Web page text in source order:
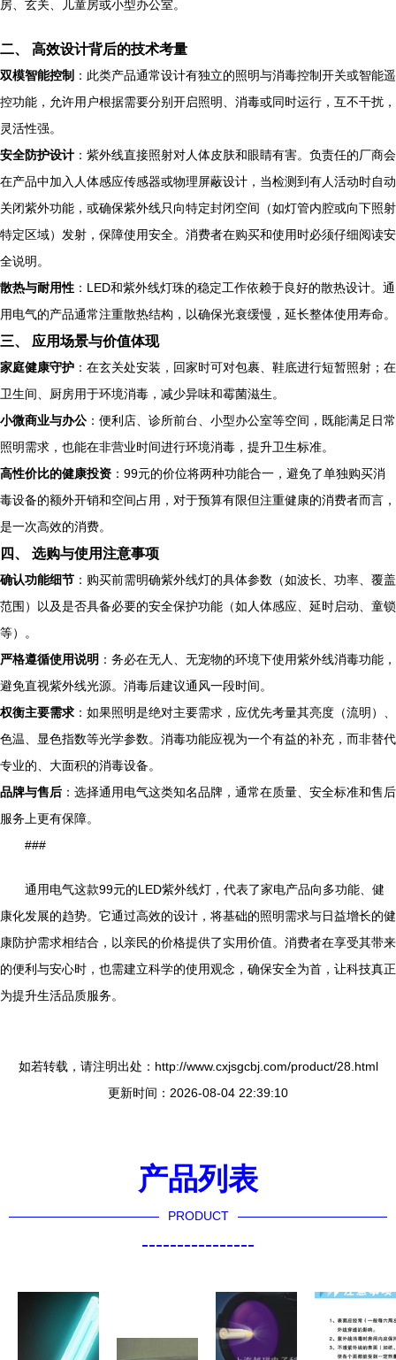
房、玄关、儿童房或小型办公室。
二、 高效设计背后的技术考量
双模智能控制 ：此类产品通常设计有独立的照明与消毒控制开关或智能遥
控功能，允许用户根据需要分别开启照明、消毒或同时运行，互不干扰，
灵活性强。
安全防护设计 ：紫外线直接照射对人体皮肤和眼睛有害。负责任的厂商会
在产品中加入人体感应传感器或物理屏蔽设计，当检测到有人活动时自动
关闭紫外功能，或确保紫外线只向特定封闭空间（如灯管内腔或向下照射
特定区域）发射，保障使用安全。消费者在购买和使用时必须仔细阅读安
全说明。
散热与耐用性 ：LED和紫外线灯珠的稳定工作依赖于良好的散热设计。通
用电气的产品通常注重散热结构，以确保光衰缓慢，延长整体使用寿命。
三、 应用场景与价值体现
家庭健康守护 ：在玄关处安装，回家时可对包裹、鞋底进行短暂照射；在
卫生间、厨房用于环境消毒，减少异味和霉菌滋生。
小微商业与办公 ：便利店、诊所前台、小型办公室等空间，既能满足日常
照明需求，也能在非营业时间进行环境消毒，提升卫生标准。
高性价比的健康投资 ：99元的价位将两种功能合一，避免了单独购买消
毒设备的额外开销和空间占用，对于预算有限但注重健康的消费者而言，
是一次高效的消费。
四、 选购与使用注意事项
确认功能细节 ：购买前需明确紫外线灯的具体参数（如波长、功率、覆盖
范围）以及是否具备必要的安全保护功能（如人体感应、延时启动、童锁
等）。
严格遵循使用说明 ：务必在无人、无宠物的环境下使用紫外线消毒功能，
避免直视紫外线光源。消毒后建议通风一段时间。
权衡主要需求 ：如果照明是绝对主要需求，应优先考量其亮度（流明）、
色温、显色指数等光学参数。消毒功能应视为一个有益的补充，而非替代
专业的、大面积的消毒设备。
品牌与售后 ：选择通用电气这类知名品牌，通常在质量、安全标准和售后
服务上更有保障。
###
通用电气这款99元的LED紫外线灯，代表了家电产品向多功能、健
康化发展的趋势。它通过高效的设计，将基础的照明需求与日益增长的健
康防护需求相结合，以亲民的价格提供了实用价值。消费者在享受其带来
的便利与安心时，也需建立科学的使用观念，确保安全为首，让科技真正
为提升生活品质服务。
如若转载，请注明出处：http://www.cxjsgcbj.com/product/28.html
更新时间：2026-08-04 22:39:10
产品列表
PRODUCT
----------------